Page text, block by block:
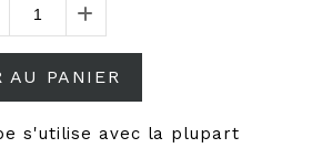
AU PANIER
s'utilise avec la plupart